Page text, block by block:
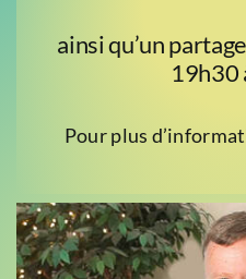
ainsi qu’un
19h30
Pour plus